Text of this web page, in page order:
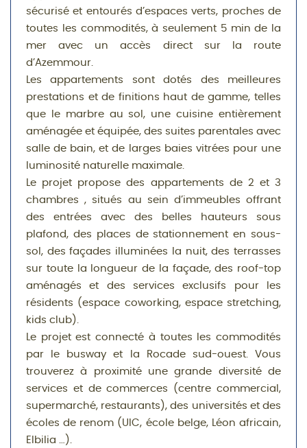
sécurisé et entourés d’espaces verts, proches de
toutes les commodités, à seulement 5 min de la
mer avec un accès direct sur la route
d’Azemmour.
Les appartements sont dotés des meilleures
prestations et de finitions haut de gamme, telles
que le marbre au sol, une cuisine entièrement
aménagée et équipée, des suites parentales avec
salle de bain, et de larges baies vitrées pour une
luminosité naturelle maximale.
Le projet propose des appartements de 2 et 3
chambres , situés au sein d’immeubles offrant
des entrées avec des belles hauteurs sous
plafond, des places de stationnement en sous-
sol, des façades illuminées la nuit, des terrasses
sur toute la longueur de la façade, des roof-top
aménagés et des services exclusifs pour les
résidents (espace coworking, espace stretching,
kids club).
Le projet est connecté à toutes les commodités
par le busway et la Rocade sud-ouest. Vous
trouverez à proximité une grande diversité de
services et de commerces (centre commercial,
supermarché, restaurants), des universités et des
écoles de renom (UIC, école belge, Léon africain,
Elbilia …).